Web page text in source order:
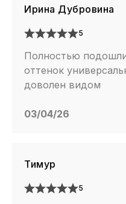
Ирина Дубровина
5
Полностью
оттенок
доволен видом
03/04/26
Тимур
5